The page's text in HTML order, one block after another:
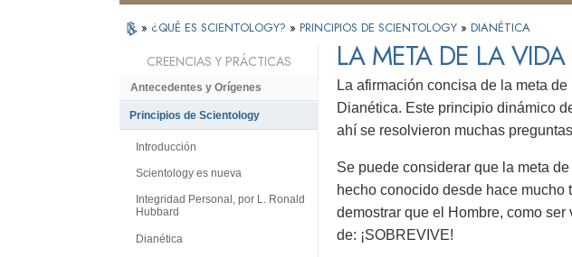
» ¿QUÉ ES SCIENTOLOGY? » PRINCIPIOS DE SCIENTOLOGY » DIANÉTICA
LA META DE LA VIDA
La afirmación concisa de la meta
Dianética. Este principio dinámico
ahí se resolvieron muchas
Se puede considerar que la meta
hecho conocido desde hace
demostrar que el Hombre, como
de: ¡SOBREVIVE!
CREENCIAS Y PRÁCTICAS
Antecedentes y Orígenes
Principios de Scientology
Introducción
Scientology es nueva
Integridad Personal, por L. Ronald
Hubbard
Dianética